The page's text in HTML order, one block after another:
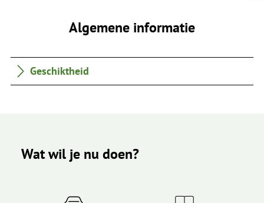
Algemene informatie
Geschiktheid
Wat wil je nu doen?